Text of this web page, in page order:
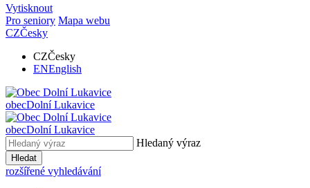
Vytisknout
Pro seniory Mapa webu
CZČesky
CZČesky
ENEnglish
obecDolní Lukavice
obecDolní Lukavice
Hledaný výraz
Hledat
rozšířené vyhledávání